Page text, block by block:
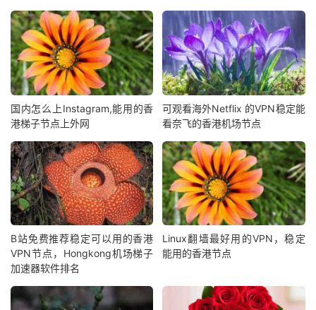
国内怎么上Instagram,能用的香
港梯子节点上外网
可观看海外Netflix 的VPN稳定能
看奈飞的香港机场节点
B站免费推荐稳定可以用的香港
VPN节点，Hongkong机场梯子
加速器软件排名
Linux翻墙最好用的VPN，稳定
能用的香港节点